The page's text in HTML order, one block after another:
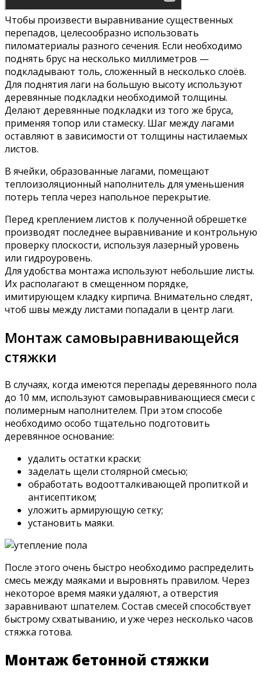
Чтобы произвести выравнивание существенных
перепадов, целесообразно использовать
пиломатериалы разного сечения. Если необходимо
поднять брус на несколько миллиметров —
подкладывают толь, сложенный в несколько слоёв.
Для поднятия лаги на большую высоту используют
деревянные подкладки необходимой толщины.
Делают деревянные подкладки из того же бруса,
применяя топор или стамеску. Шаг между лагами
оставляют в зависимости от толщины настилаемых
листов.
В ячейки, образованные лагами, помещают
теплоизоляционный наполнитель для уменьшения
потерь тепла через напольное перекрытие.
Перед креплением листов к полученной обрешетке
производят последнее выравнивание и контрольную
проверку плоскости, используя лазерный уровень
или гидроуровень.
Для удобства монтажа используют небольшие листы.
Их располагают в смещенном порядке,
имитирующем кладку кирпича. Внимательно следят,
чтоб швы между листами попадали в центр лаги.
Монтаж самовыравнивающейся
стяжки
В случаях, когда имеются перепады деревянного пола
до 10 мм, используют самовыравнивающиеся смеси с
полимерным наполнителем. При этом способе
необходимо особо тщательно подготовить
деревянное основание:
удалить остатки краски;
заделать щели столярной смесью;
обработать водоотталкивающей пропиткой и
антисептиком;
уложить армирующую сетку;
установить маяки.
После этого очень быстро необходимо распределить
смесь между маяками и выровнять правилом. Через
некоторое время маяки удаляют, а отверстия
заравнивают шпателем. Состав смесей способствует
быстрому схватыванию, и уже через несколько часов
стяжка готова.
Монтаж бетонной стяжки